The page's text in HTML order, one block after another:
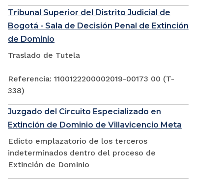
Tribunal Superior del Distrito Judicial de
Bogotá - Sala de Decisión Penal de Extinción
de Dominio
Traslado de Tutela
Referencia: 1100122200002019-00173 00 (T-
338)
Juzgado del Circuito Especializado en
Extinción de Dominio de Villavicencio Meta
Edicto emplazatorio de los terceros
indeterminados dentro del proceso de
Extinción de Dominio